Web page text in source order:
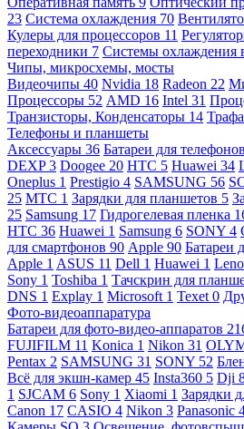
23 Система охлаждения 70
Кулеры для процессоров 11
переходники 7 Системы охлаждения
Чипы, микросхемы, мосты
Видеочипы 40 Nvidia 18 Radeon 22
Процессоры 52 AMD 16 Intel 31
Транзисторы, Конденсаторы 14
Телефоны и планшеты
Аксессуары 36 Батареи для телефонов
DEXP3 Doogee 20 HTC 5 Huawei 34
Oneplus 1 Prestigio 4 SAMSUNG 56
25 МТС 1 Зарядки для планшетов 5
25 Samsung 17 Гидрогелевая пленка
HTC 36 Huawei 1 Samsung 6 SONY 4
для смартфонов 90 Apple 90 Батареи
Apple 1 ASUS 11 Dell 1 Huawei 1
Sony 1 Toshiba 1 Тачскрин для
DNS 1 Explay 1 Microsoft 1 Texet 0
Фото-видеоаппаратура
Батареи для фото-видео-аппаратов
FUJIFILM 11 Konica 1 Nikon 31
Pentax 2 SAMSUNG 31 SONY 52
Всё для экшн-камер 45 Insta360 5 Dji
1 SJCAM 6 Sony 1 Xiaomi 1 Зарядки
Canon 17 CASIO 4 Nikon 3 Panasonic